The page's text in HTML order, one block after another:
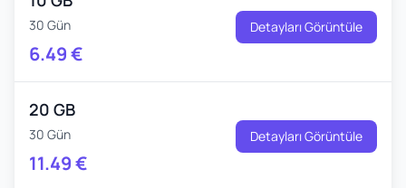
30 Gün
6.49€
Detayları Görüntüle
20 GB
30 Gün
11.49€
Detayları Görüntüle